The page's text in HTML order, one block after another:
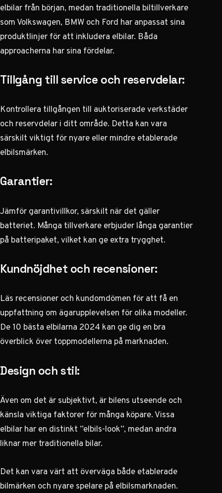
elbilar från början, medan traditionella biltillverkare
som Volkswagen, BMW och Ford har anpassat sina
produktlinjer för att inkludera elbilar. Båda
approacherna har sina fördelar.
Tillgång till service och reservdelar:
Kontrollera tillgången till auktoriserade verkstäder
och reservdelar i ditt område. Detta kan vara
särskilt viktigt för nyare eller mindre etablerade
elbilsmärken.
Garantier:
Jämför garantivillkor, särskilt när det gäller
batteriet. Många tillverkare erbjuder långa garantier
på batteripaket, vilket kan ge extra trygghet.
Kundnöjdhet och recensioner:
Läs recensioner och kundomdömen för att få en
uppfattning om ägarupplevelsen för olika modeller.
De 10 bästa elbilarna 2024 kan ge dig en bra
överblick över toppmodellerna på marknaden.
Design och stil:
Även om det är subjektivt, är bilens utseende och
känsla viktiga faktorer för många köpare. Vissa
elbilar har en distinkt ”elbils-look”, medan andra
liknar mer traditionella bilar.
Det kan vara värt att överväga både etablerade
bilmärken och nyare spelare på elbilsmarknaden.